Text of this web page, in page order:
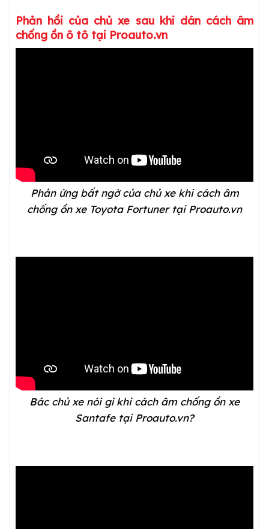
Phản hồi của chủ xe sau khi dán cách âm
chống ồn ô tô tại Proauto.vn
Phản ứng bất ngờ của chủ xe khi cách âm
chống ồn xe Toyota Fortuner tại Proauto.vn
Bác chủ xe nói gì khi cách âm chống ồn xe
Santafe tại Proauto.vn?